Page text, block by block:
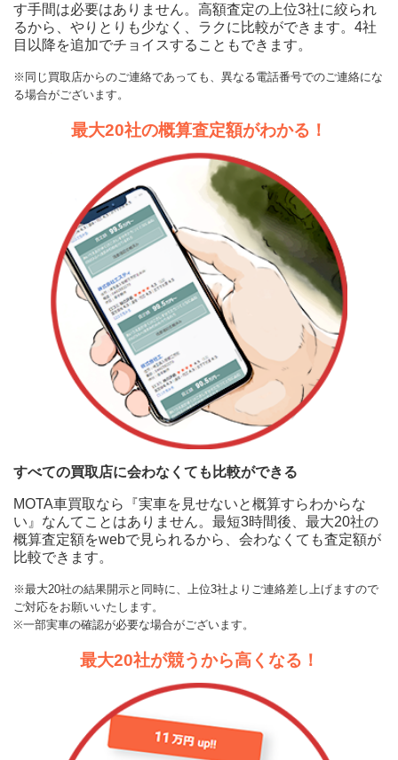
す手間は必要はありません。高額査定の上位3社に絞られ
るから、やりとりも少なく、ラクに比較ができます。4社
目以降を追加でチョイスすることもできます。
※同じ買取店からのご連絡であっても、異なる電話番号でのご連絡にな
る場合がございます。
最大20社の概算査定額がわかる！
すべての買取店に会わなくても比較ができる
MOTA車買取なら『実車を見せないと概算すらわからな
い』なんてことはありません。最短3時間後、最大20社の
概算査定額をwebで見られるから、会わなくても査定額が
比較できます。
※最大20社の結果開示と同時に、上位3社よりご連絡差し上げますので
ご対応をお願いいたします。
※一部実車の確認が必要な場合がございます。
最大20社が競うから高くなる！